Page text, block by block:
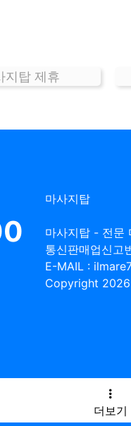
지탑 제휴
마사지탑
마사지탑 - 전문
통신판매업신고
E-MAIL :
Copyright
더보기